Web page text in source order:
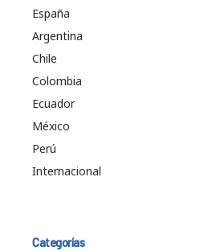
España
Argentina
Chile
Colombia
Ecuador
México
Perú
Internacional
Categorías